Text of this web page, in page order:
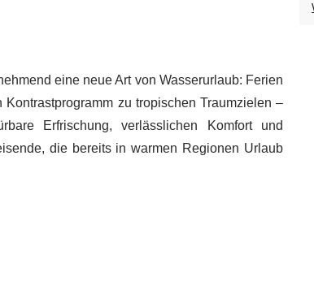
eine neue Art von Wasserurlaub: Ferien
zu tropischen Traumzielen –
Erfrischung, verlässlichen Komfort und
die bereits in warmen Regionen Urlaub